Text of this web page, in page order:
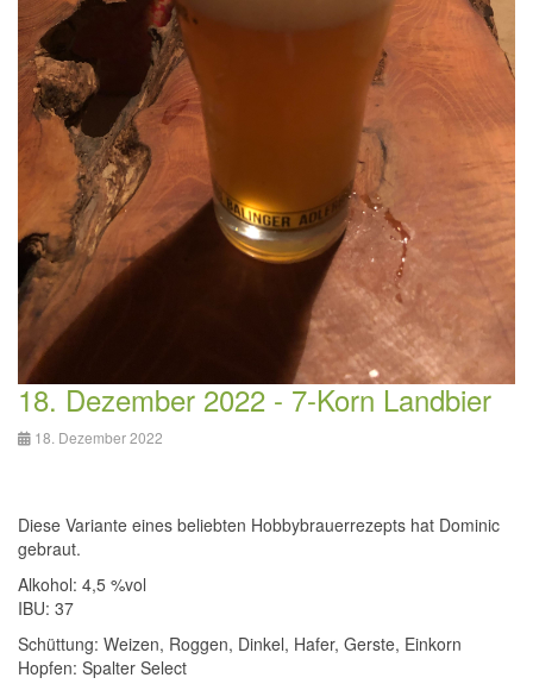
18. Dezember 2022 - 7-Korn Landbier
18. Dezember 2022
Diese Variante eines beliebten Hobbybrauerrezepts hat Dominic
gebraut.
Alkohol: 4,5 %vol
IBU: 37
Schüttung: Weizen, Roggen, Dinkel, Hafer, Gerste, Einkorn
Hopfen: Spalter Select